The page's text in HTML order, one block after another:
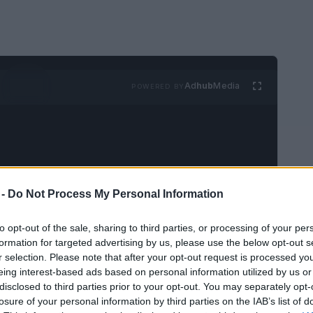
Do Not Process My Personal Information
opt-out of the sale, sharing to third parties, or processing of your
for targeted advertising by us, please use the below opt-out
selection. Please note that after your opt-out request is processed
interest-based ads based on personal information utilized by us
to third parties prior to your opt-out. You may separately
of your personal information by third parties on the IAB’s list of
AdhubMedia
uno de los destinos turísticos favoritos de
de la ruta turística europea tradicional.Es
amantes de la arquitecturamás antigua,
salida al mar no fue tocado durante las
zona ha sido propiedad de muchas